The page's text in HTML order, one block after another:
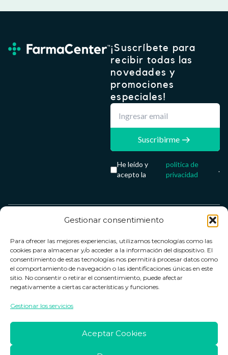
Gestionar consentimiento
Para ofrecer las mejores experiencias, utilizamos tecnologías como las
cookies para almacenar y/o acceder a la información del dispositivo. El
consentimiento de estas tecnologías nos permitirá procesar datos como
el comportamiento de navegación o las identificaciones únicas en este
sitio. No consentir o retirar el consentimiento, puede afectar
negativamente a ciertas características y funciones.
Gestionar los servicios
Aceptar Cookies
¡Suscríbete para
recibir todas las
novedades y
promociones
especiales!
Suscribirme
He leído y
acepto la
política de
privacidad
.
Contacto
Contacto
Política de
devoluciones
Horario de
Lun. a Vie.:
18:00h
Términos y
condiciones
Política de
privacidad
cookies
Farmacenter
digital, S.L
B24836249
info@farmacenter.es
de pago